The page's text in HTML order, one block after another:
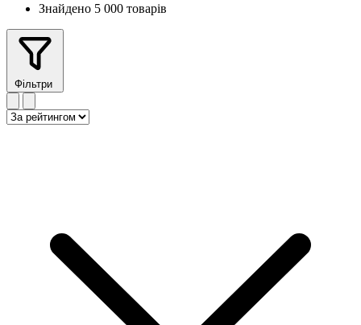
Знайдено 5 000 товарів
Фільтри